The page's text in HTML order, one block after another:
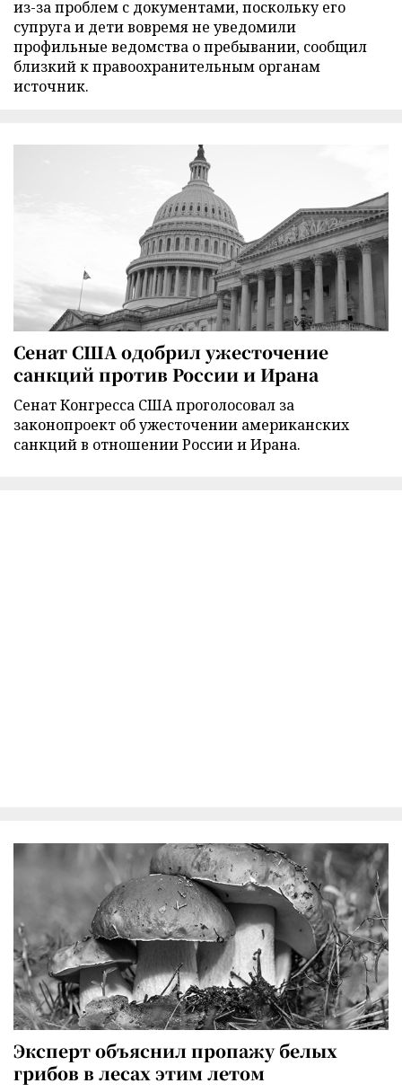
из-за проблем с документами, поскольку его
супруга и дети вовремя не уведомили
профильные ведомства о пребывании, сообщил
близкий к правоохранительным органам
источник.
Сенат США одобрил ужесточение
санкций против России и Ирана
Сенат Конгресса США проголосовал за
законопроект об ужесточении американских
санкций в отношении России и Ирана.
Эксперт объяснил пропажу белых
грибов в лесах этим летом